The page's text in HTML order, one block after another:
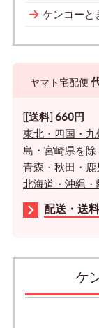
ケンコーと
ヤマト宅配便
[[送料] 660円
東北・四国・九
島・宮崎県を除
青森・秋田・
北海道・沖縄・
配送・送
ケ